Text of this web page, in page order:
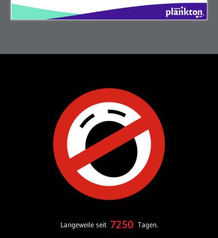
Langeweile seit 7250 Tagen.